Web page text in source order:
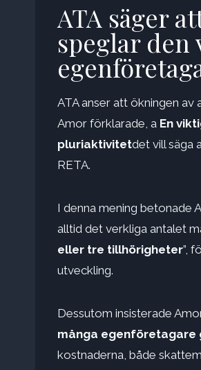
ATA säger
speglar
ATA anser att ökningen
Amor förklarade, a En
pluriaktivitetdet vill säga
RETA.
I denna mening betonade
alltid det verkliga antalet
eller tre tillhörigheter”,
utveckling.
Dessutom insisterade
många egenföretagare
kostnaderna, både